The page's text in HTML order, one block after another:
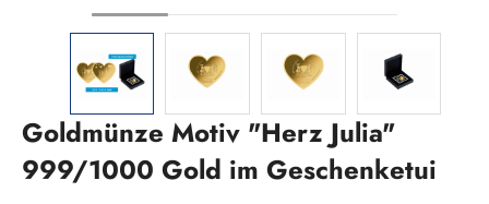
Goldmünze Motiv "Herz Julia"
999/1000 Gold im Geschenketui